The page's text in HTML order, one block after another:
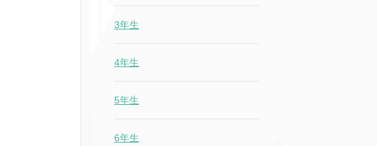
3年生
4年生
5年生
6年生